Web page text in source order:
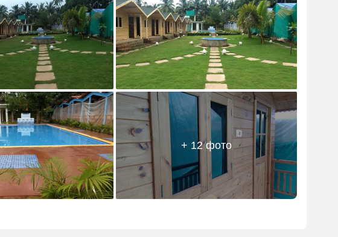
+ 12 фото